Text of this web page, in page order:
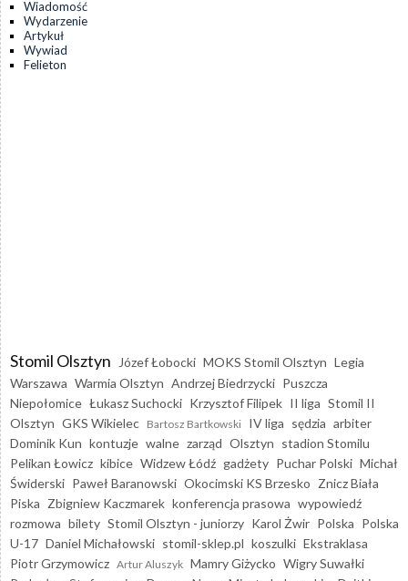
Wiadomość
Wydarzenie
Artykuł
Wywiad
Felieton
Stomil Olsztyn Józef Łobocki MOKS Stomil Olsztyn Legia
Warszawa Warmia Olsztyn Andrzej Biedrzycki Puszcza
Niepołomice Łukasz Suchocki Krzysztof Filipek II liga Stomil II
Olsztyn GKS Wikielec Bartosz Bartkowski IV liga sędzia arbiter
Dominik Kun kontuzje walne zarząd Olsztyn stadion Stomilu
Pelikan Łowicz kibice Widzew Łódź gadżety Puchar Polski Michał
Świderski Paweł Baranowski Okocimski KS Brzesko Znicz Biała
Piska Zbigniew Kaczmarek konferencja prasowa wypowiedź
rozmowa bilety Stomil Olsztyn - juniorzy Karol Żwir Polska Polska
U-17 Daniel Michałowski stomil-sklep.pl koszulki Ekstraklasa
Piotr Grzymowicz Artur Aluszyk Mamry Giżycko Wigry Suwałki